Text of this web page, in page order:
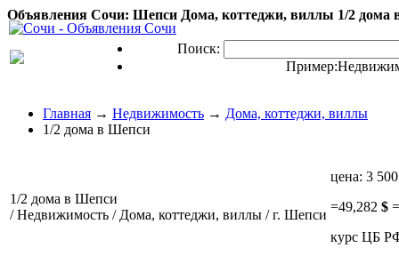
Объявления Сочи: Шепси Дома, коттеджи, виллы 1/2 дома
Поиск:
Пример:
Главная → Недвижимость → Дома, коттеджи, виллы
1/2 дома в Шепси
1/2 дома в Шепси
/ Недвижимость / Дома, коттеджи, виллы / г. Шепси
цена: 3
=49,282 $ =
курс ЦБ